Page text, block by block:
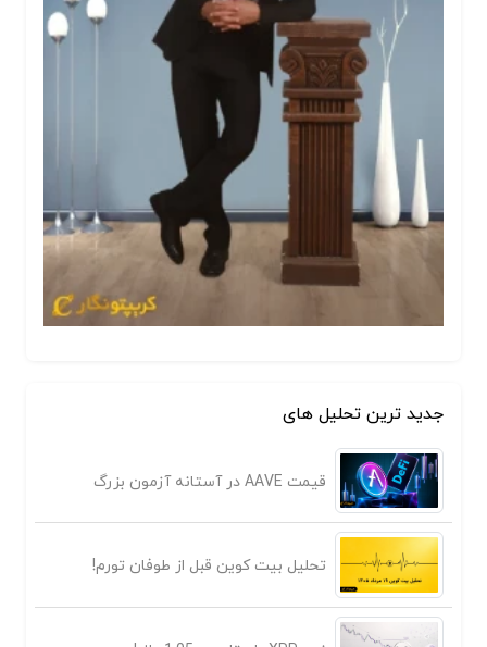
جدید ترین تحلیل های
قیمت AAVE در آستانه آزمون بزرگ
تحلیل بیت کوین قبل از طوفان تورم!